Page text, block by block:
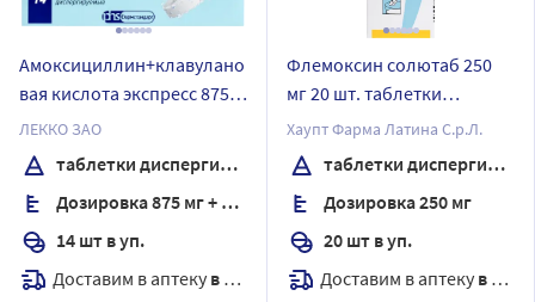
Амоксициллин+клавулано
вая кислота экспресс 875
мг + 125 мг 14 шт. таблетки
диспергируемые
ЛЕККО ЗАО
таблетки диспергируемые
Дозировка 875 мг + 125 мг
14 шт в уп.
Доставим в аптеку в течение 7 дней
Флемоксин солютаб 250
мг 20 шт. таблетки
диспергируемые
Хаупт Фарма Латина С.р.Л.
таблетки диспергируемые
Дозировка 250 мг
20 шт в уп.
Доставим в аптеку в течение 7 дней